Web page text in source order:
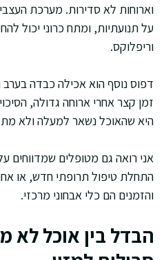
וארוחות לא סדירות. מערכת
על תנועתיות, ומתח כרוני יכול
וריפלוקס.
דפוס נוסף הוא אכילה כבדה
זמן קצר אחרי ארוחה גדולה,
היא שהאוכל נשאר למעלה ולא
אני רואה גם מטופלים שמדווחים
התחלת טיפול תרופתי חדש, או
והזמנים הם כלי אבחוני מרכזי.
הבדל בין אוכל לא